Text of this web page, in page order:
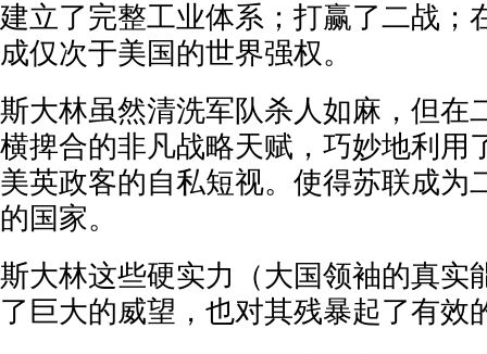
建立了完整工业体系；打赢了二战；
成仅次于美国的世界强权。
斯大林虽然清洗军队杀人如麻，但在
横捭合的非凡战略天赋，巧妙地利用
美英政客的自私短视。使得苏联成为
的国家。
斯大林这些硬实力（大国领袖的真实
了巨大的威望，也对其残暴起了有效